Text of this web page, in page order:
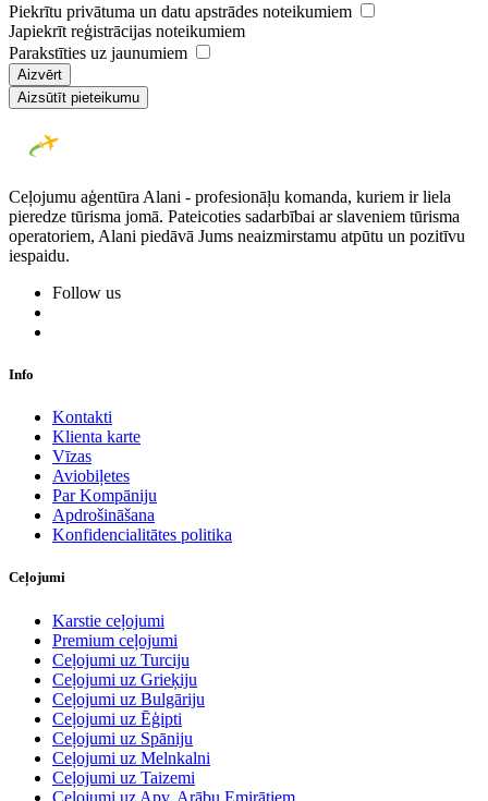
Piekrītu privātuma un datu apstrādes noteikumiem
Japiekrīt reģistrācijas noteikumiem
Parakstīties uz jaunumiem
Aizvērt
Aizsūtīt pieteikumu
Ceļojumu aģentūra Alani - profesionāļu komanda, kuriem ir liela
pieredze tūrisma jomā. Pateicoties sadarbībai ar slaveniem tūrisma
operatoriem, Alani piedāvā Jums neaizmirstamu atpūtu un pozitīvu
iespaidu.
Follow us
Info
Kontakti
Klienta karte
Vīzas
Aviobiļetes
Par Kompāniju
Apdrošināšana
Konfidencialitātes politika
Ceļojumi
Karstie ceļojumi
Premium ceļojumi
Ceļojumi uz Turciju
Ceļojumi uz Grieķiju
Ceļojumi uz Bulgāriju
Ceļojumi uz Ēģipti
Ceļojumi uz Spāniju
Ceļojumi uz Melnkalni
Ceļojumi uz Taizemi
Ceļojumi uz Apv. Arābu Emirātiem